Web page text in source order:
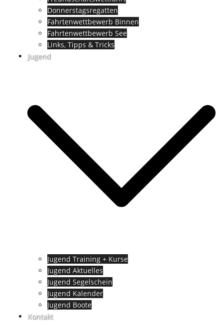
Donnerstagsregatten
Fahrtenwettbewerb Binnen
Fahrtenwettbewerb See
Links, Tipps & Tricks
Jugend
Jugend Training + Kurse
Jugend Aktuelles
Jugend Segelschein
Jugend Kalender
Jugend Boote
Kontakt